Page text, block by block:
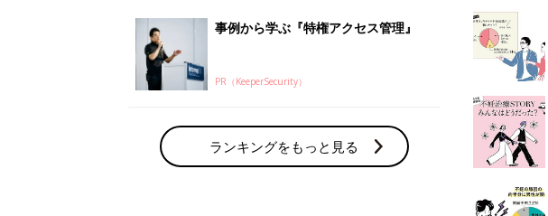
事例から学ぶ『特権アクセス管理』
PR（KeeperSecurity）
ランキングをもっと見る